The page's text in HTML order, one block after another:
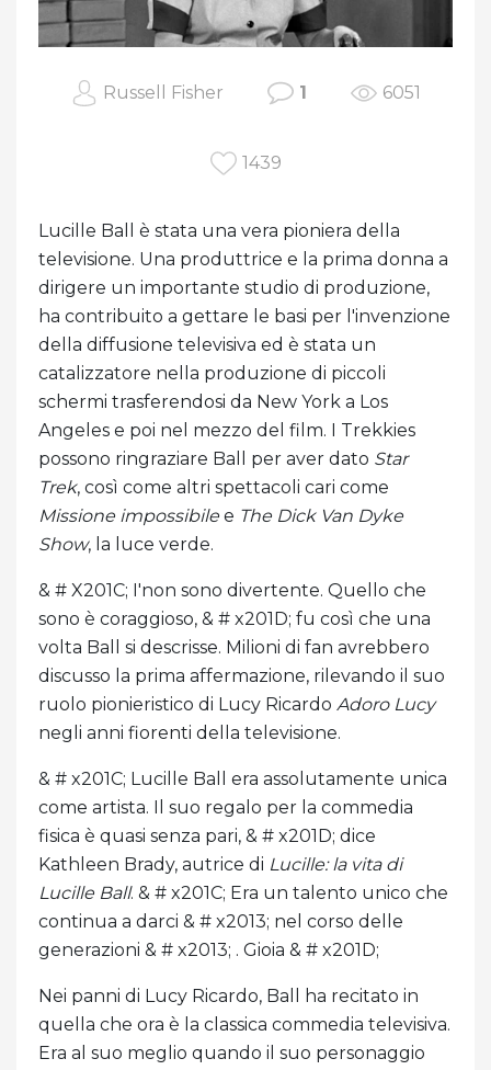
Russell Fisher 1 6051
1439
Lucille Ball è stata una vera pioniera della
televisione. Una produttrice e la prima donna a
dirigere un importante studio di produzione,
ha contribuito a gettare le basi per l'invenzione
della diffusione televisiva ed è stata un
catalizzatore nella produzione di piccoli
schermi trasferendosi da New York a Los
Angeles e poi nel mezzo del film. I Trekkies
possono ringraziare Ball per aver dato Star
Trek, così come altri spettacoli cari come
Missione impossibilee The Dick Van Dyke
Show, la luce verde.
& # X201C; I'non sono divertente. Quello che
sono è coraggioso, & # x201D; fu così che una
volta Ball si descrisse. Milioni di fan avrebbero
discusso la prima affermazione, rilevando il suo
ruolo pionieristico di Lucy Ricardo Adoro Lucy
negli anni fiorenti della televisione.
& # x201C; Lucille Ball era assolutamente unica
come artista. Il suo regalo per la commedia
fisica è quasi senza pari, & # x201D; dice
Kathleen Brady, autrice di Lucille: la vita di
Lucille Ball. & # x201C; Era un talento unico che
continua a darci & # x2013; nel corso delle
generazioni & # x2013; . Gioia & # x201D;
Nei panni di Lucy Ricardo, Ball ha recitato in
quella che ora è la classica commedia televisiva.
Era al suo meglio quando il suo personaggio